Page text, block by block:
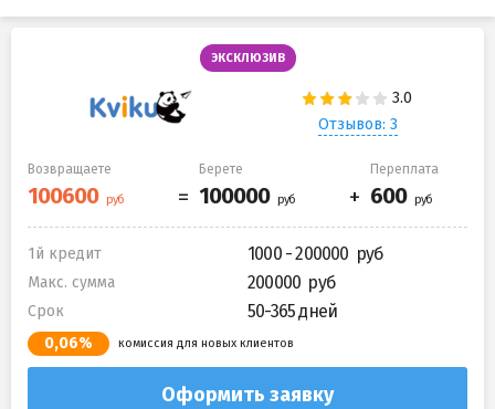
ЭКСКЛЮЗИВ
Отзывов: 3
Возвращаете Берете Переплата
1й кредит 1000 - 200000
Макс. сумма 200000
Срок 50-365 дней
0,06% комиссия для новых клиентов
Оформить заявку